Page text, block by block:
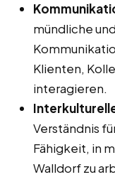
mündliche
Klienten,
interagieren.
Verständnis
Fähigkeit, in
Walldorf zu